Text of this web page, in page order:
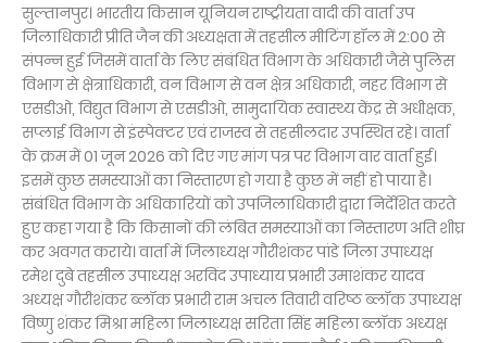
सुल्तानपुर। भारतीय किसान यूनियन राष्ट्रीयता वादी की वार्ता उप
जिलाधिकारी प्रीति जैन की अध्यक्षता में तहसील मीटिंग हॉल में 2:00 से
संपन्न हुई जिसमें वार्ता के लिए संबंधित विभाग के अधिकारी जैसे पुलिस
विभाग से क्षेत्राधिकारी, वन विभाग से वन क्षेत्र अधिकारी, नहर विभाग से
एसडीओ, विद्युत विभाग से एसडीओ, सामुदायिक स्वास्थ्य केंद्र से अधीक्षक,
सप्लाई विभाग से इंस्पेक्टर एवं राजस्व से तहसीलदार उपस्थित रहे। वार्ता
के क्रम में 01 जून 2026 को दिए गए मांग पत्र पर विभाग वार वार्ता हुई।
इसमें कुछ समस्याओं का निस्तारण हो गया है कुछ में नहीं हो पाया है।
संबंधित विभाग के अधिकारियों को उपजिलाधिकारी द्वारा निर्देशित करते
हुए कहा गया है कि किसानों की लंबित समस्याओं का निस्तारण अति शीघ्र
कर अवगत कराये। वार्ता में जिलाध्यक्ष गौरीशंकर पांडे जिला उपाध्यक्ष
रमेश दुबे तहसील उपाध्यक्ष अरविंद उपाध्याय प्रभारी उमाशंकर यादव
अध्यक्ष गौरीशंकर ब्लॉक प्रभारी राम अचल तिवारी वरिष्ठ ब्लॉक उपाध्यक्ष
विष्णु शंकर मिश्रा महिला जिलाध्यक्ष सरिता सिंह महिला ब्लॉक अध्यक्ष